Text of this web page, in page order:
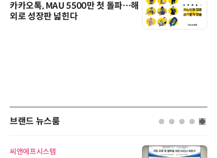
카카오톡, MAU 5500만 첫 돌파…해
외로 성장판 넓힌다
브랜드 뉴스룸
씨앤에프시스템